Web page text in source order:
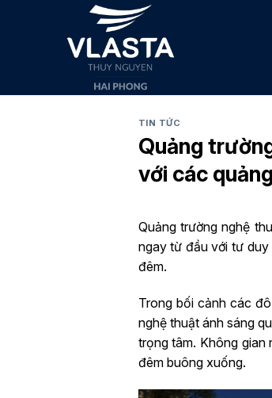
TIN TỨC
Quảng
với các
Quảng trường nghệ
ngay từ đầu với tư duy
đêm.
Trong bối cảnh các
nghệ thuật ánh sáng
trọng tâm. Không
đêm buông xuống.